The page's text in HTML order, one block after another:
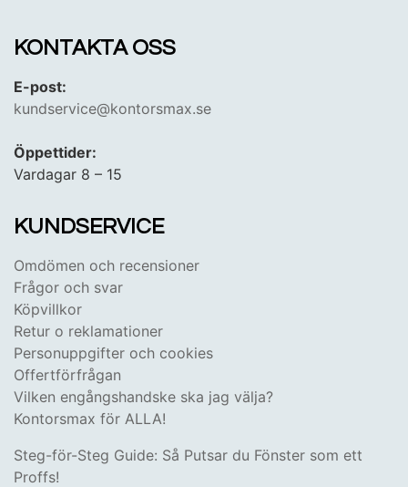
KONTAKTA OSS
E-post:
kundservice@kontorsmax.se
Öppettider:
Vardagar 8 – 15
KUNDSERVICE
Omdömen och recensioner
Frågor och svar
Köpvillkor
Retur o reklamationer
Personuppgifter och cookies
Offertförfrågan
Vilken engångshandske ska jag välja?
Kontorsmax för ALLA!
Steg-för-Steg Guide: Så Putsar du Fönster som ett
Proffs!